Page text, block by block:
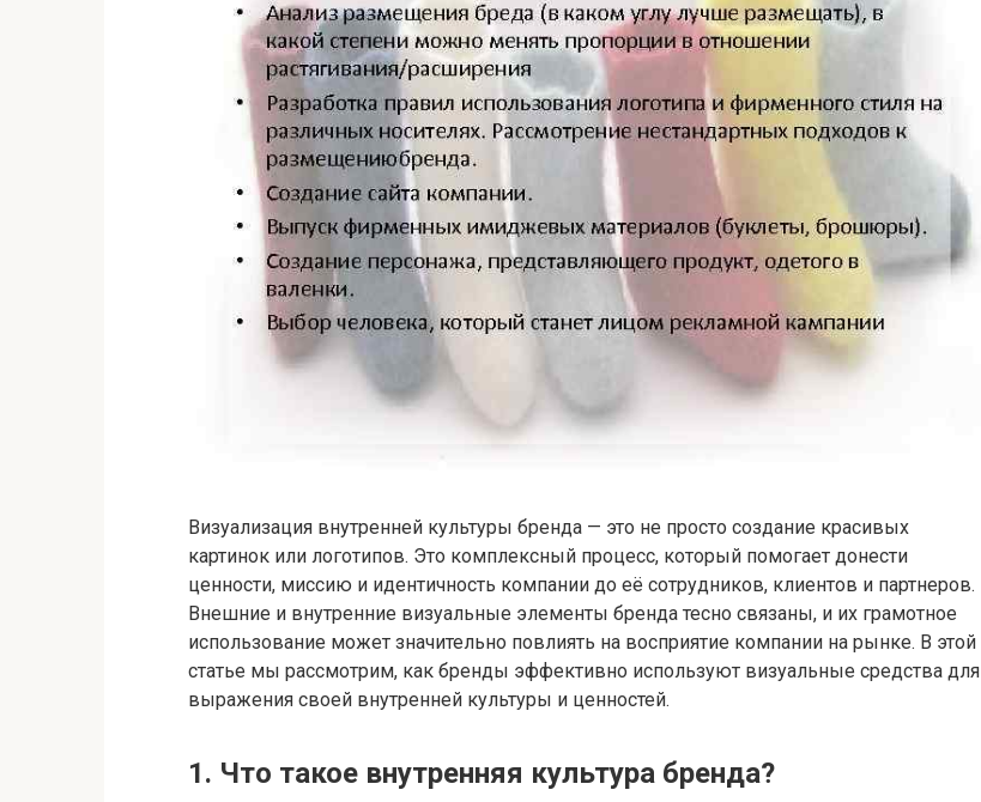
Визуализация внутренней культуры бренда — это не просто создание красивых
картинок или логотипов. Это комплексный процесс, который помогает донести
ценности, миссию и идентичность компании до её сотрудников, клиентов и партнеров.
Внешние и внутренние визуальные элементы бренда тесно связаны, и их грамотное
использование может значительно повлиять на восприятие компании на рынке. В этой
статье мы рассмотрим, как бренды эффективно используют визуальные средства для
выражения своей внутренней культуры и ценностей.
1. Что такое внутренняя культура бренда?